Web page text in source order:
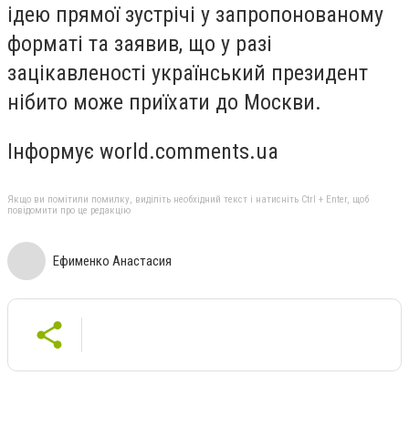
ідею прямої зустрічі у запропонованому
форматі та заявив, що у разі
зацікавленості український президент
нібито може приїхати до Москви.
Інформує world.comments.ua
Якщо ви помітили помилку, виділіть необхідний текст і натисніть Ctrl + Enter, щоб
повідомити про це редакцію
Ефименко Анастасия